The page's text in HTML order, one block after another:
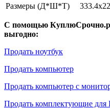
Размеры (Д*Ш*Т)
С помощью
выгодно:
Продать ноутбук
Продать компьютер
Продать компьютер с
Продать комплектующие